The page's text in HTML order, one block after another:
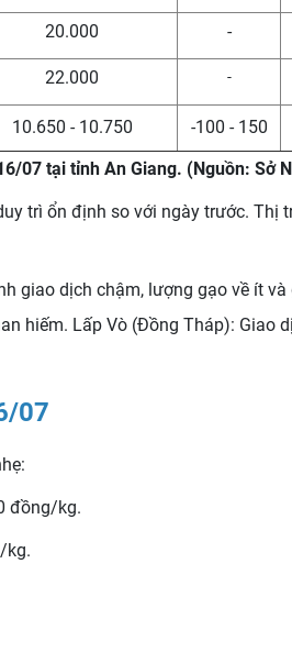
20.000 -
22.000 -
10.650 - 10.750 -100 - 150
07 tại tỉnh An Giang. (Nguồn: Sở
trì ổn định so với ngày trước.
dịch chậm, lượng gạo về ít
hiếm. Lấp Vò (Đồng Tháp): Giao
07
đồng/kg.
kg.